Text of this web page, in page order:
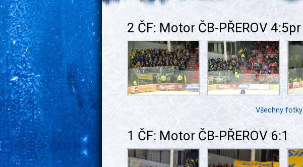
2 ČF: Motor ČB-PŘEROV 4:5pr
Všechny fotky
1 ČF: Motor ČB-PŘEROV 6:1